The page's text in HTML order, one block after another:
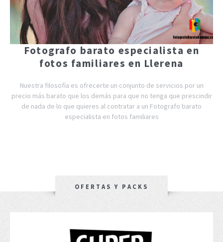
Fotografo barato especialista en
fotos familiares en Llerena
Nuestra filosofía es ofrecerte un conjunto de servicios por un
precio más barato que los demás para que no tenga que prescindir
de nada de lo que quieres al contratar a un Fotografo barato
especialista en fotos familiares
OFERTAS Y PACKS